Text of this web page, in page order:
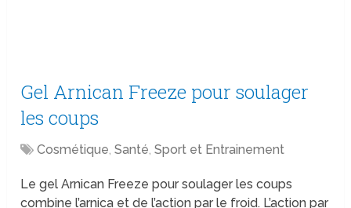
Gel Arnican Freeze pour soulager
les coups
Cosmétique,Santé,Sport et Entrainement
Le gel Arnican Freeze pour soulager les coups
combine l’arnica et de l’action par le froid. L’action par